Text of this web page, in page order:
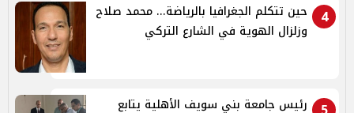
4
حين تتكلم الجغرافيا بالرياضة... محمد صلاح
وزلزال الهوية في الشارع التركي
رئيس جامعة بني سويف الأهلية يتابع